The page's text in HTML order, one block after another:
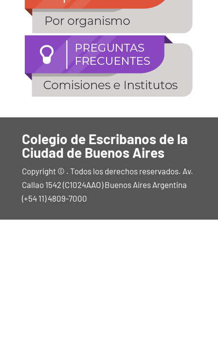
Colegio de Escribanos de la
Ciudad de Buenos Aires
Copyright © . Todos los derechos reservados. Av.
Callao 1542 (C1024AAO) Buenos Aires Argentina
(+54 11) 4809-7000